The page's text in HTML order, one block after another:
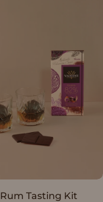
Sold Out
Rum Tasting Kit